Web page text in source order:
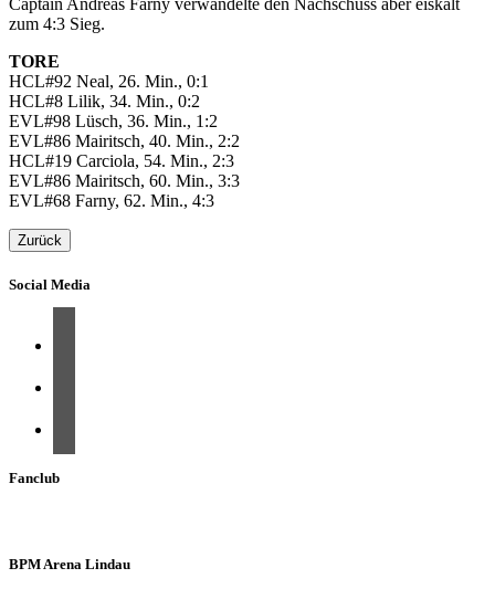
Captain Andreas Farny verwandelte den Nachschuss aber eiskalt
zum 4:3 Sieg.
TORE
HCL#92 Neal, 26. Min., 0:1
HCL#8 Lilik, 34. Min., 0:2
EVL#98 Lüsch, 36. Min., 1:2
EVL#86 Mairitsch, 40. Min., 2:2
HCL#19 Carciola, 54. Min., 2:3
EVL#86 Mairitsch, 60. Min., 3:3
EVL#68 Farny, 62. Min., 4:3
Zurück
Social Media
Fanclub
BPM Arena Lindau